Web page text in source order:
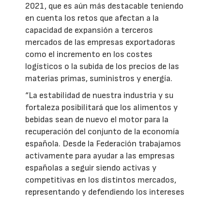
2021, que es aún más destacable teniendo
en cuenta los retos que afectan a la
capacidad de expansión a terceros
mercados de las empresas exportadoras
como el incremento en los costes
logísticos o la subida de los precios de las
materias primas, suministros y energía.
“La estabilidad de nuestra industria y su
fortaleza posibilitará que los alimentos y
bebidas sean de nuevo el motor para la
recuperación del conjunto de la economía
española. Desde la Federación trabajamos
activamente para ayudar a las empresas
españolas a seguir siendo activas y
competitivas en los distintos mercados,
representando y defendiendo los intereses